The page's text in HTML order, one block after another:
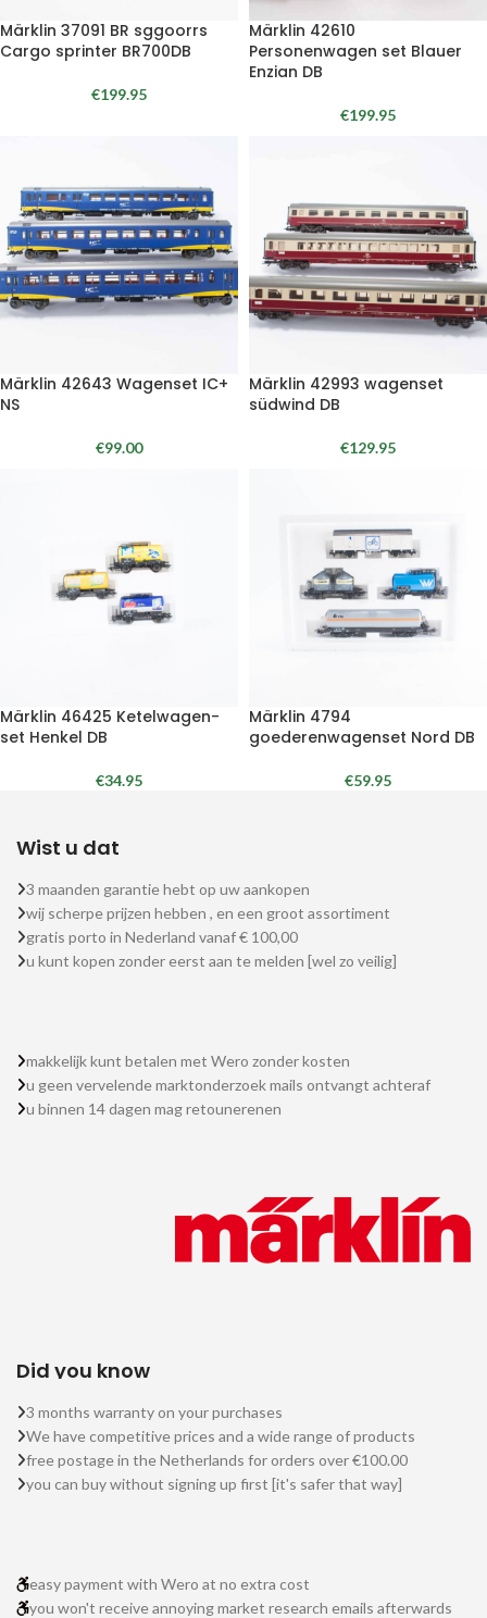
Märklin 37091 BR sggoorrs
Cargo sprinter BR700DB
€199.95
Märklin 42610
Personenwagen set Blauer
Enzian DB
€199.95
Märklin 42643 Wagenset IC+
NS
€99.00
Märklin 42993 wagenset
südwind DB
€129.95
Märklin 46425 Ketelwagen-
set Henkel DB
€34.95
Märklin 4794
goederenwagenset Nord DB
€59.95
Wist u dat
3 maanden garantie hebt op uw aankopen
wij scherpe prijzen hebben , en een groot assortiment
gratis porto in Nederland vanaf € 100,00
u kunt kopen zonder eerst aan te melden [wel zo veilig]
makkelijk kunt betalen met Wero zonder kosten
u geen vervelende marktonderzoek mails ontvangt achteraf
u binnen 14 dagen mag retounerenen
Did you know
3 months warranty on your purchases
We have competitive prices and a wide range of products
free postage in the Netherlands for orders over €100.00
you can buy without signing up first [it's safer that way]
easy payment with Wero at no extra cost
you won't receive annoying market research emails afterwards